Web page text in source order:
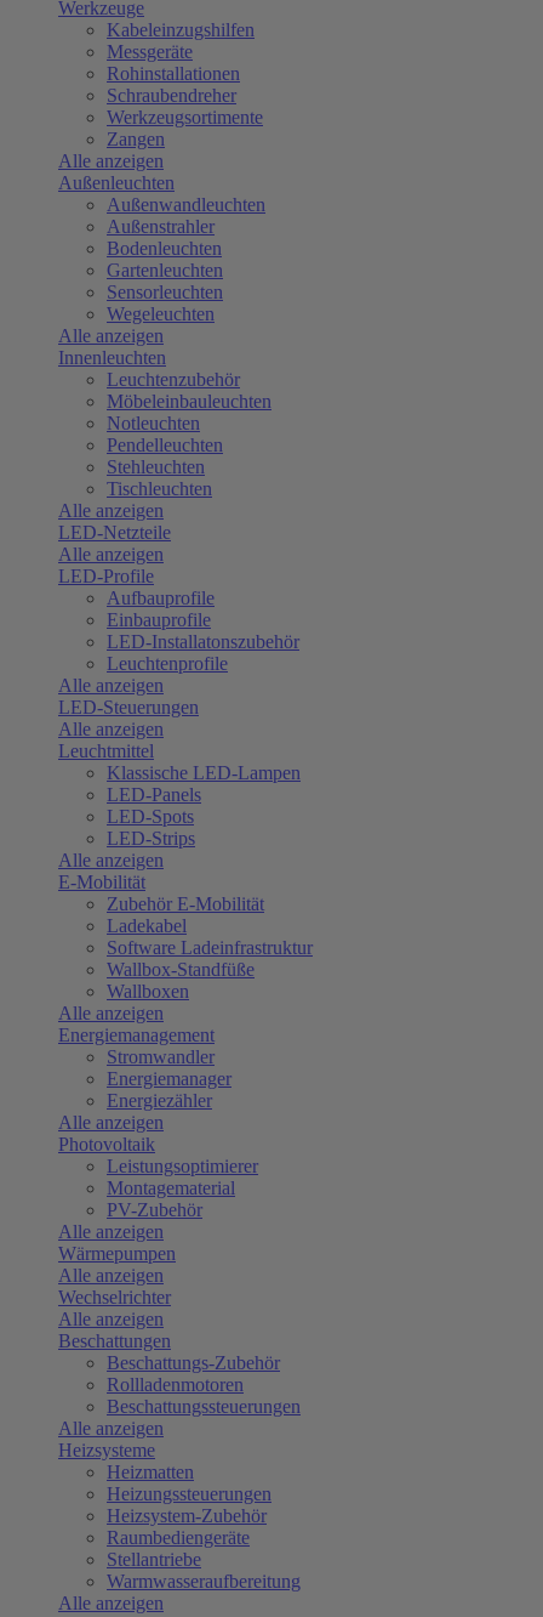
Werkzeuge
Kabeleinzugshilfen
Messgeräte
Rohinstallationen
Schraubendreher
Werkzeugsortimente
Zangen
Alle anzeigen
Außenleuchten
Außenwandleuchten
Außenstrahler
Bodenleuchten
Gartenleuchten
Sensorleuchten
Wegeleuchten
Alle anzeigen
Innenleuchten
Leuchtenzubehör
Möbeleinbauleuchten
Notleuchten
Pendelleuchten
Stehleuchten
Tischleuchten
Alle anzeigen
LED-Netzteile
Alle anzeigen
LED-Profile
Aufbauprofile
Einbauprofile
LED-Installatonszubehör
Leuchtenprofile
Alle anzeigen
LED-Steuerungen
Alle anzeigen
Leuchtmittel
Klassische LED-Lampen
LED-Panels
LED-Spots
LED-Strips
Alle anzeigen
E-Mobilität
Zubehör E-Mobilität
Ladekabel
Software Ladeinfrastruktur
Wallbox-Standfüße
Wallboxen
Alle anzeigen
Energiemanagement
Stromwandler
Energiemanager
Energiezähler
Alle anzeigen
Photovoltaik
Leistungsoptimierer
Montagematerial
PV-Zubehör
Alle anzeigen
Wärmepumpen
Alle anzeigen
Wechselrichter
Alle anzeigen
Beschattungen
Beschattungs-Zubehör
Rollladenmotoren
Beschattungssteuerungen
Alle anzeigen
Heizsysteme
Heizmatten
Heizungssteuerungen
Heizsystem-Zubehör
Raumbediengeräte
Stellantriebe
Warmwasseraufbereitung
Alle anzeigen